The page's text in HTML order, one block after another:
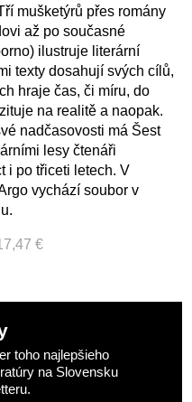
mušketýrů přes romány
až po současné
ilustruje literární
texty dosahují svých cílů,
hraje čas, či míru, do
na realitě a naopak.
nadčasovosti má Šest
lesy čtenáři
i po třiceti letech. V
vychází soubor v
€
toho najlepšieho
na Slovensku